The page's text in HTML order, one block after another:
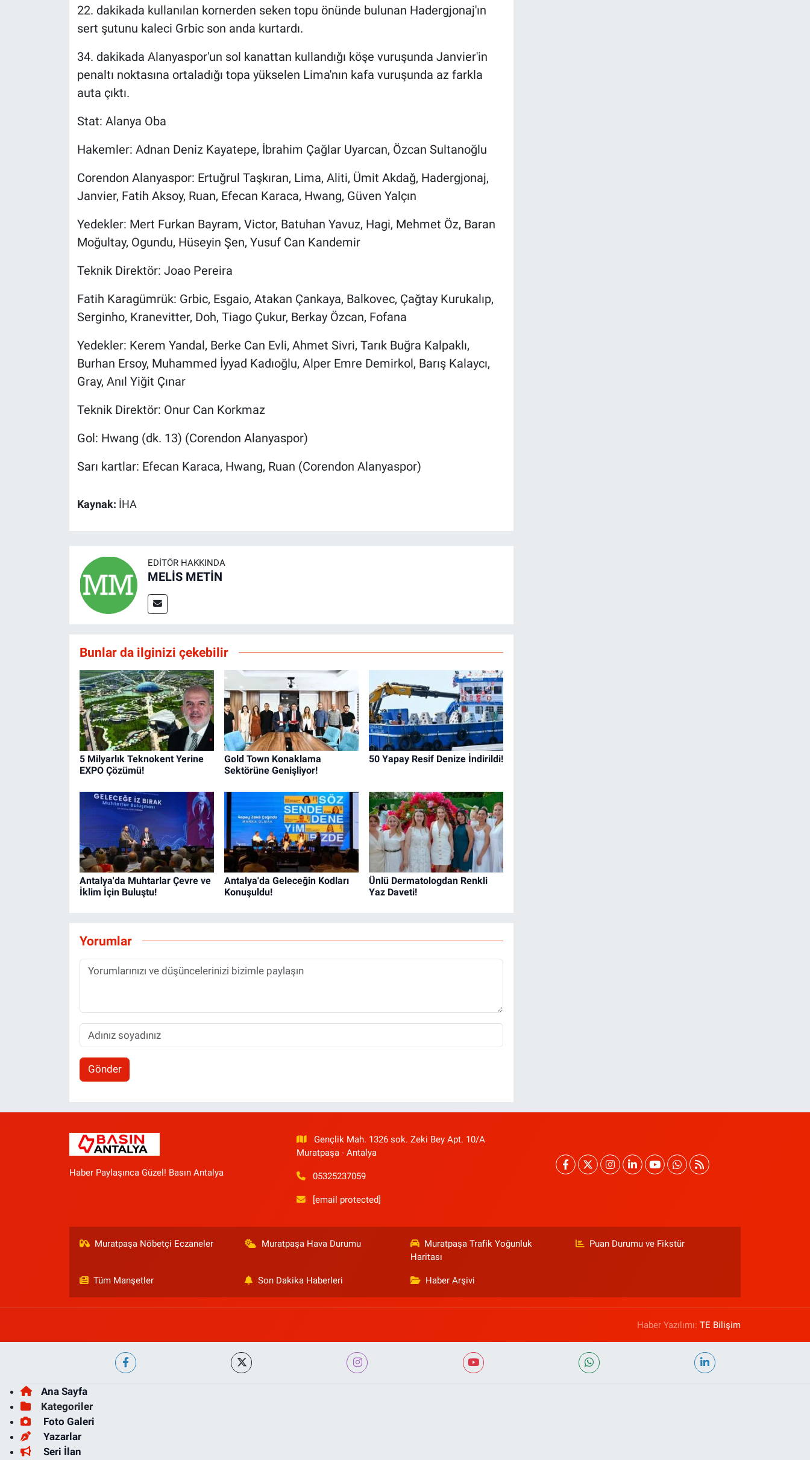
22. dakikada kullanılan kornerden seken topu önünde bulunan Hadergjonaj'ın
sert şutunu kaleci Grbic son anda kurtardı.
34. dakikada Alanyaspor'un sol kanattan kullandığı köşe vuruşunda Janvier'in
penaltı noktasına ortaladığı topa yükselen Lima'nın kafa vuruşunda az farkla
auta çıktı.
Stat: Alanya Oba
Hakemler: Adnan Deniz Kayatepe, İbrahim Çağlar Uyarcan, Özcan Sultanoğlu
Corendon Alanyaspor: Ertuğrul Taşkıran, Lima, Aliti, Ümit Akdağ, Hadergjonaj,
Janvier, Fatih Aksoy, Ruan, Efecan Karaca, Hwang, Güven Yalçın
Yedekler: Mert Furkan Bayram, Victor, Batuhan Yavuz, Hagi, Mehmet Öz, Baran
Moğultay, Ogundu, Hüseyin Şen, Yusuf Can Kandemir
Teknik Direktör: Joao Pereira
Fatih Karagümrük: Grbic, Esgaio, Atakan Çankaya, Balkovec, Çağtay Kurukalıp,
Serginho, Kranevitter, Doh, Tiago Çukur, Berkay Özcan, Fofana
Yedekler: Kerem Yandal, Berke Can Evli, Ahmet Sivri, Tarık Buğra Kalpaklı,
Burhan Ersoy, Muhammed İyyad Kadıoğlu, Alper Emre Demirkol, Barış Kalaycı,
Gray, Anıl Yiğit Çınar
Teknik Direktör: Onur Can Korkmaz
Gol: Hwang (dk. 13) (Corendon Alanyaspor)
Sarı kartlar: Efecan Karaca, Hwang, Ruan (Corendon Alanyaspor)
Kaynak: İHA
EDITÖR HAKKINDA
MELİS METİN
Bunlar da ilginizi çekebilir
5 Milyarlık Teknokent Yerine
EXPO Çözümü!
Gold Town Konaklama
Sektörüne Genişliyor!
50 Yapay Resif Denize İndirildi!
Antalya'da Muhtarlar Çevre ve
İklim İçin Buluştu!
Antalya'da Geleceğin Kodları
Konuşuldu!
Ünlü Dermatologdan Renkli
Yaz Daveti!
Yorumlar
Gönder
Haber Paylaşınca Güzel! Basın Antalya
Gençlik Mah. 1326 sok. Zeki Bey Apt. 10/A
Muratpaşa - Antalya
05325237059
[email protected]
Muratpaşa Nöbetçi Eczaneler Muratpaşa Hava Durumu
Muratpaşa Trafik Yoğunluk
Haritası
Puan Durumu ve Fikstür
Tüm Manşetler Son Dakika Haberleri Haber Arşivi
Haber Yazılımı:TE Bilişim
Ana Sayfa
Kategoriler
Foto Galeri
Yazarlar
Seri İlan